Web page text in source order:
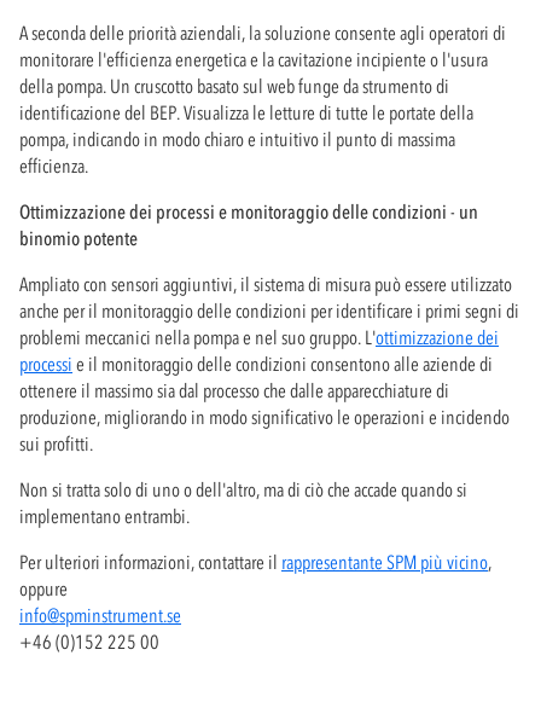
A seconda delle priorità aziendali, la soluzione consente agli operatori di
monitorare l'efficienza energetica e la cavitazione incipiente o l'usura
della pompa. Un cruscotto basato sul web funge da strumento di
identificazione del BEP. Visualizza le letture di tutte le portate della
pompa, indicando in modo chiaro e intuitivo il punto di massima
efficienza.
Ottimizzazione dei processi e monitoraggio delle condizioni - un
binomio potente
Ampliato con sensori aggiuntivi, il sistema di misura può essere utilizzato
anche per il monitoraggio delle condizioni per identificare i primi segni di
problemi meccanici nella pompa e nel suo gruppo. L'ottimizzazione dei
processi e il monitoraggio delle condizioni consentono alle aziende di
ottenere il massimo sia dal processo che dalle apparecchiature di
produzione, migliorando in modo significativo le operazioni e incidendo
sui profitti.
Non si tratta solo di uno o dell'altro, ma di ciò che accade quando si
implementano entrambi.
Per ulteriori informazioni, contattare il rappresentante SPM più vicino,
oppure
info@spminstrument.se
+46 (0)152 225 00